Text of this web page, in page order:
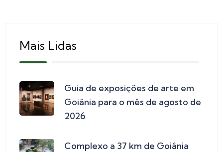
Mais Lidas
Guia de exposições de arte em
Goiânia para o mês de agosto de
2026
Complexo a 37 km de Goiânia